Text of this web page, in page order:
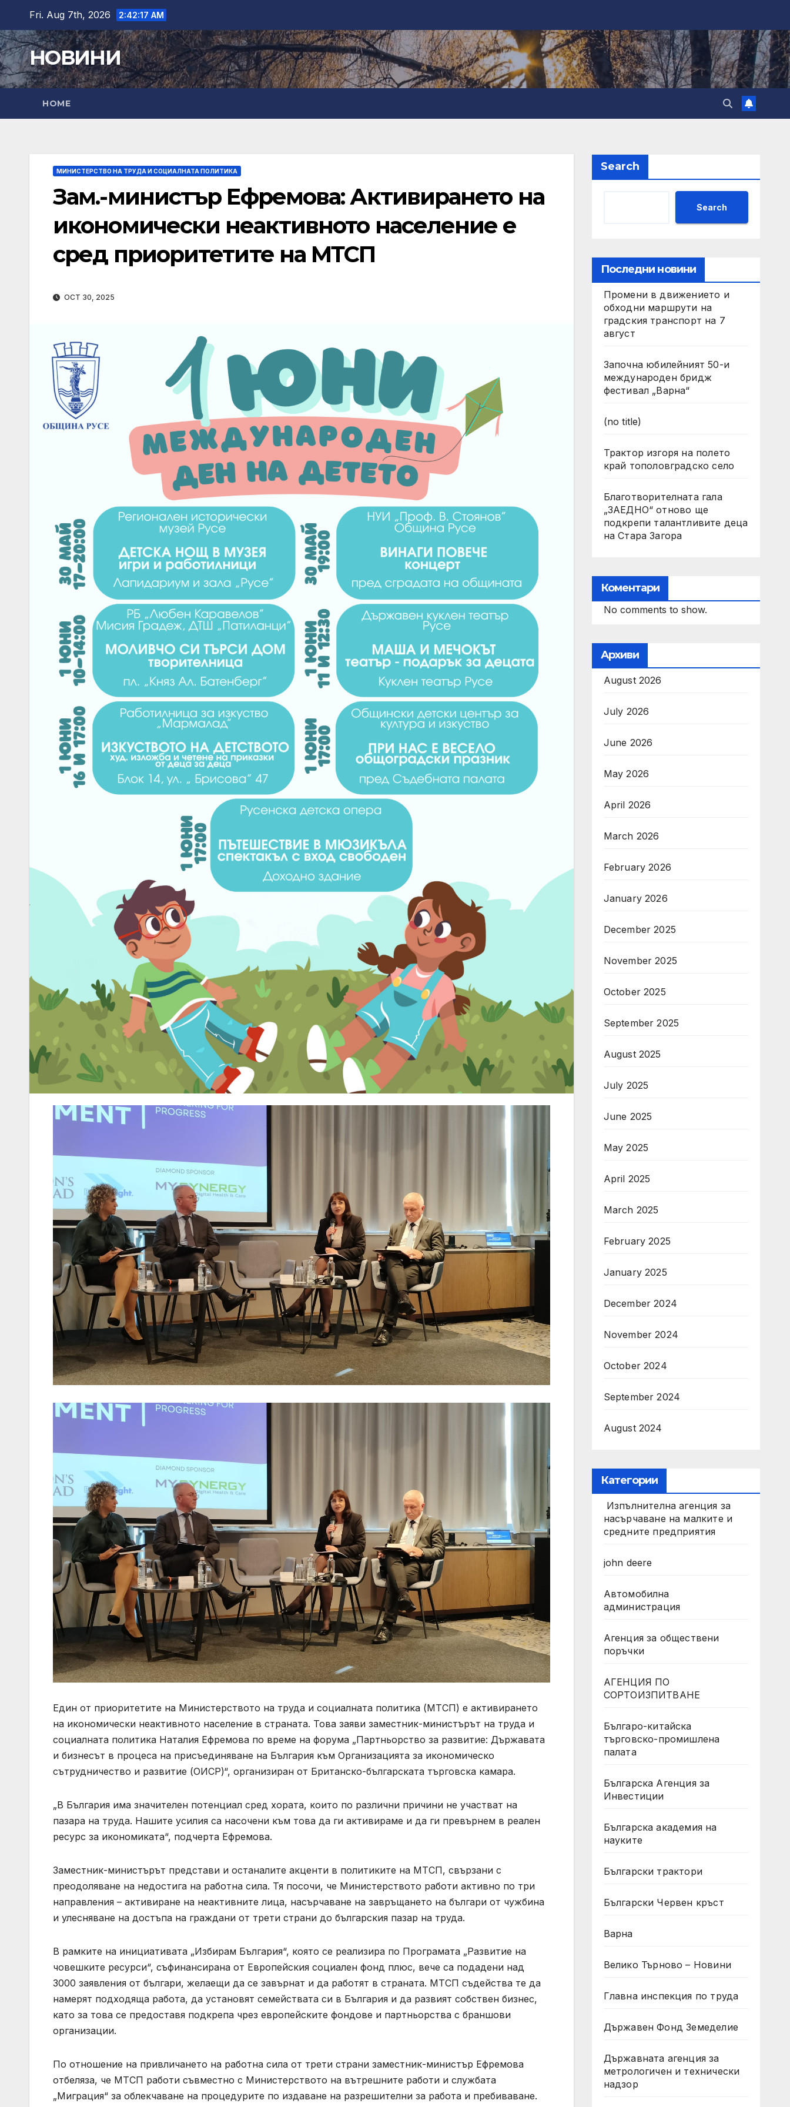
content
Fri. Aug 7th, 2026 2:42:18 AM
НОВИНИ
HOME
МИНИСТЕРСТВО НА ТРУДА И СОЦИАЛНАТА ПОЛИТИКА
Зам.-министър Ефремова: Активирането на
икономически неактивното население е
сред приоритетите на МТСП
OCT 30, 2025
Един от приоритетите на Министерството на труда и социалната политика (МТСП) е активирането
на икономически неактивното население в страната. Това заяви заместник-министърът на труда и
социалната политика Наталия Ефремова по време на форума „Партньорство за развитие: Държавата
и бизнесът в процеса на присъединяване на България към Организацията за икономическо
сътрудничество и развитие (ОИСР)“, организиран от Британско-българската търговска камара.
„В България има значителен потенциал сред хората, които по различни причини не участват на
пазара на труда. Нашите усилия са насочени към това да ги активираме и да ги превърнем в реален
ресурс за икономиката“, подчерта Ефремова.
Заместник-министърът представи и останалите акценти в политиките на МТСП, свързани с
преодоляване на недостига на работна сила. Тя посочи, че Министерството работи активно по три
направления – активиране на неактивните лица, насърчаване на завръщането на българи от чужбина
и улесняване на достъпа на граждани от трети страни до българския пазар на труда.
В рамките на инициативата „Избирам България“, която се реализира по Програмата „Развитие на
човешките ресурси“, съфинансирана от Европейския социален фонд плюс, вече са подадени над
3000 заявления от българи, желаещи да се завърнат и да работят в страната. МТСП съдейства те да
намерят подходяща работа, да установят семействата си в България и да развият собствен бизнес,
като за това се предоставя подкрепа чрез европейските фондове и партньорства с браншови
организации.
По отношение на привличането на работна сила от трети страни заместник-министър Ефремова
отбеляза, че МТСП работи съвместно с Министерството на вътрешните работи и службата
„Миграция“ за облекчаване на процедурите по издаване на разрешителни за работа и пребиваване.
Search
Search
Последни новини
Промени в движението и
обходни маршрути на
градския транспорт на 7
август
Започна юбилейният 50-и
международен бридж
фестивал „Варна“
(no title)
Трактор изгоря на полето
край тополовградско село
Благотворителната гала
„ЗАЕДНО“ отново ще
подкрепи талантливите деца
на Стара Загора
Коментари
No comments to show.
Архиви
August 2026
July 2026
June 2026
May 2026
April 2026
March 2026
February 2026
January 2026
December 2025
November 2025
October 2025
September 2025
August 2025
July 2025
June 2025
May 2025
April 2025
March 2025
February 2025
January 2025
December 2024
November 2024
October 2024
September 2024
August 2024
Категории
Изпълнителна агенция за
насърчаване на малките и
средните предприятия
john deere
Автомобилна
администрация
Агенция за обществени
поръчки
АГЕНЦИЯ ПО
СОРТОИЗПИТВАНЕ
Българо-китайска
търговско-промишлена
палата
Българска Агенция за
Инвестиции
Българска академия на
науките
Български трактори
Български Червен кръст
Варна
Велико Търново – Новини
Главна инспекция по труда
Държавен Фонд Земеделие
Държавната агенция за
метрологичен и технически
надзор